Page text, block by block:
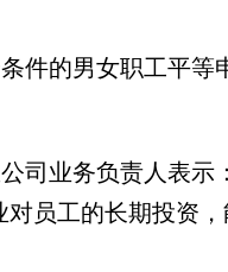
的男女职工平等
业务负责人表示
对员工的长期投资